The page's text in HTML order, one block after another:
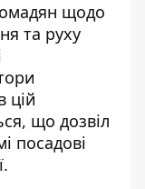
щодо
та руху
цій
що дозвіл
посадові